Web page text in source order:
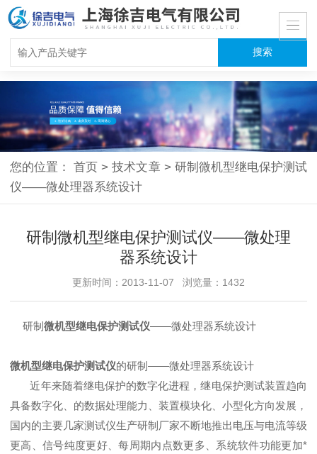
您的位置：首页 > 技术文章 > 研制微机型继电保护测试
仪——微处理器系统设计
研制微机型继电保护测试仪——微处理
器系统设计
更新时间：2013-11-07 浏览量：1432
研制 微机型继电保护测试仪——微处理器系统设计
微机型继电保护测试仪的研制——微处理器系统设计
近年来随着继电保护的数字化进程，继电保护测试装置趋向
具备数字化、的数据处理能力、装置模块化、小型化方向发展，
国内的主要几家测试仪生产研制厂家不断地推出电压与电流等级
更高、信号纯度更好、每周期内点数更多、系统软件功能更加*